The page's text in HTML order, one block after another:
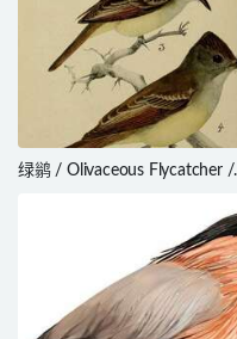
绿鹟 / Olivaceous Flycatcher /